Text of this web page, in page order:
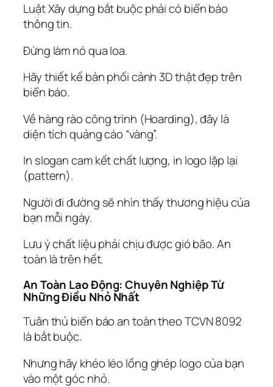
Luật Xây dựng bắt buộc phải có biển báo
thông tin.
Đừng làm nó qua loa.
Hãy thiết kế bản phối cảnh 3D thật đẹp trên
biển báo.
Về hàng rào công trình (Hoarding), đây là
diện tích quảng cáo “vàng”.
In slogan cam kết chất lượng, in logo lặp lại
(pattern).
Người đi đường sẽ nhìn thấy thương hiệu của
bạn mỗi ngày.
Lưu ý chất liệu phải chịu được gió bão. An
toàn là trên hết.
An Toàn Lao Động: Chuyên Nghiệp Từ
Những Điều Nhỏ Nhất
Tuân thủ biển báo an toàn theo TCVN 8092
là bắt buộc.
Nhưng hãy khéo léo lồng ghép logo của bạn
vào một góc nhỏ.